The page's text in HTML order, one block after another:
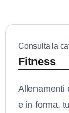
Consulta la
Fitness
Allenamenti
e in forma,